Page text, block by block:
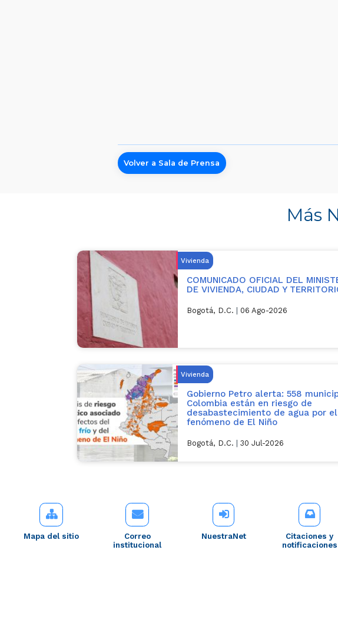
Volver a Sala de Prensa
Más
Vivienda
COMUNICADO OFICIAL DEL
DE VIVIENDA, CIUDAD Y
Bogotá, D.C. | 06 Ago-2026
Vivienda
Gobierno Petro alerta: 558
Colombia están en riesgo de
desabastecimiento de agua por el
fenómeno de El Niño
Bogotá, D.C. | 30 Jul-2026
Mapa del sitio
Correo
institucional
NuestraNet
Citaciones y
notificaciones